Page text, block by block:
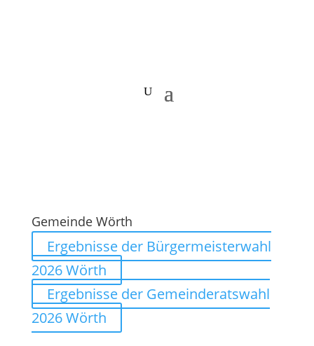
Gemeinde Wörth
Ergebnisse der Bürgermeisterwahl
2026 Wörth
Ergebnisse der Gemeinderatswahl
2026 Wörth